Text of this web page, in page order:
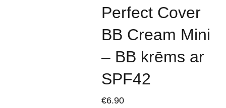
Perfect Cover
BB Cream Mini
– BB krēms ar
SPF42
€6.90